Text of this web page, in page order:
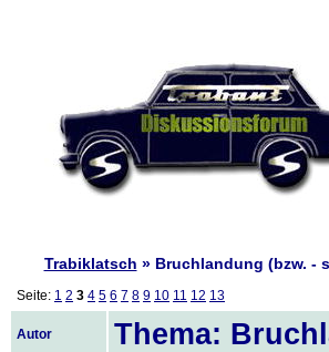
Trabiklatsch » Bruchlandung (bzw. -
Seite: 1 2 3 4 5 6 7 8 9 10 11 12 13
Autor Thema: